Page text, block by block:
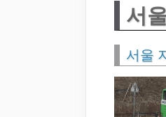
서
서울